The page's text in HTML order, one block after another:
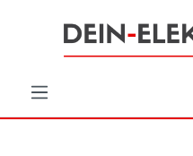
Zum Hauptinhalt springen